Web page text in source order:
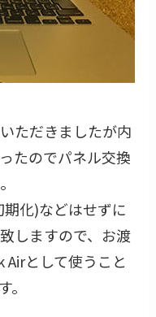
ただきましたが内
たのでパネル交換
化)などはせずに
しますので、お渡
として使うこと